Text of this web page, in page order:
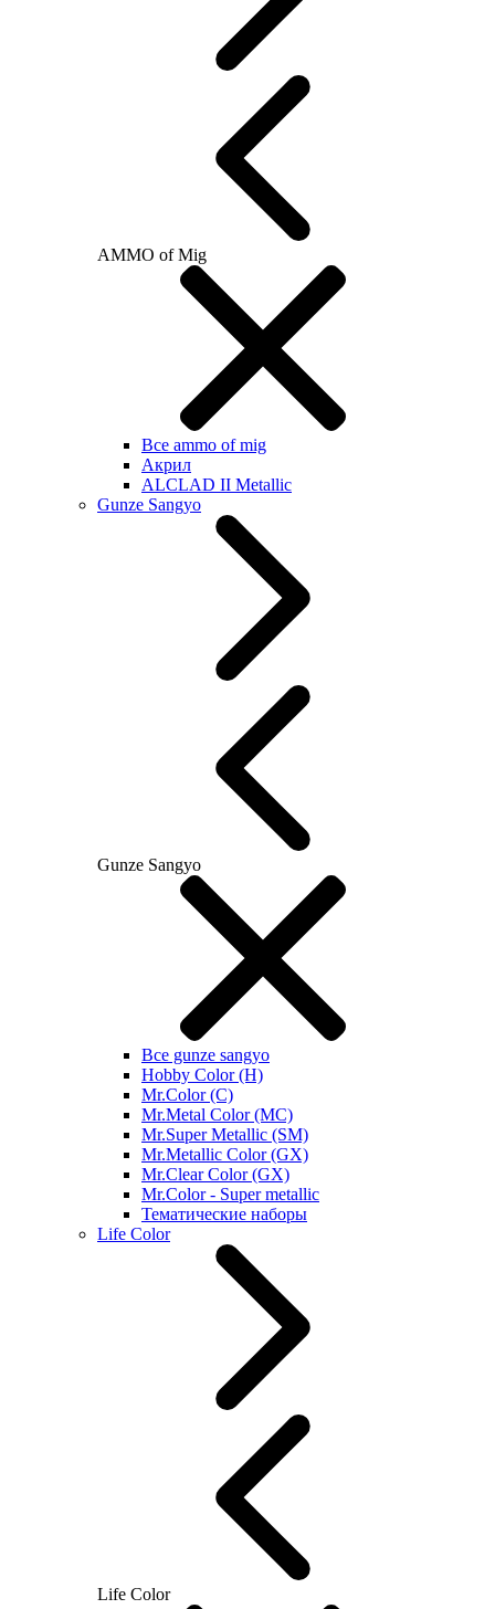
AMMO of Mig
Все ammo of mig
Акрил
ALCLAD II Metallic
Gunze Sangyo
Gunze Sangyo
Все gunze sangyo
Hobby Color (H)
Mr.Color (C)
Mr.Metal Color (MC)
Mr.Super Metallic (SM)
Mr.Metallic Color (GX)
Mr.Clear Color (GX)
Mr.Color - Super metallic
Тематические наборы
Life Color
Life Color